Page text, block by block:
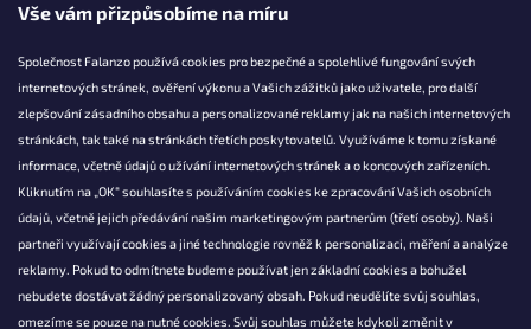
Vše vám přizpůsobíme na míru
Společnost Falanzo používá cookies pro bezpečné a spolehlivé fungování svých
internetových stránek, ověření výkonu a Vašich zážitků jako uživatele, pro další
zlepšování zásadního obsahu a personalizované reklamy jak na našich internetových
stránkách, tak také na stránkách třetích poskytovatelů. Využíváme k tomu získané
informace, včetně údajů o užívání internetových stránek a o koncových zařízeních.
Kliknutím na „OK“ souhlasíte s používáním cookies ke zpracování Vašich osobních
údajů, včetně jejich předávání našim marketingovým partnerům (třetí osoby). Naši
partneři využívají cookies a jiné technologie rovněž k personalizaci, měření a analýze
reklamy. Pokud to odmítnete budeme používat jen základní cookies a bohužel
nebudete dostávat žádný personalizovaný obsah. Pokud neudělíte svůj souhlas,
omezíme se pouze na nutné cookies. Svůj souhlas můžete kdykoli změnit v
KONTAKT
info@falanzo.cz
Falanzo.cz
FalanzoCZ